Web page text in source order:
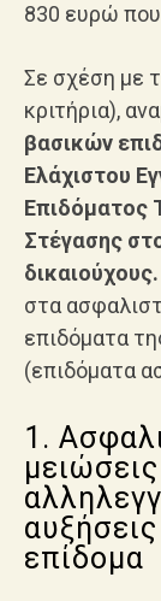
830 ευρώ που
Σε σχέση με
κριτήρια),
βασικών
Ελάχιστου
Επιδόματος
Στέγασης
δικαιούχους.
στα
επιδόματα
(επιδόματα
1.
επίδομα